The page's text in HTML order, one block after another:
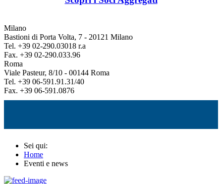
Milano
Bastioni di Porta Volta, 7 - 20121 Milano
Tel. +39 02-290.03018 r.a
Fax. +39 02-290.033.96
Roma
Viale Pasteur, 8/10 - 00144 Roma
Tel. +39 06-591.91.31/40
Fax. +39 06-591.0876
Sei qui:
Home
Eventi e news